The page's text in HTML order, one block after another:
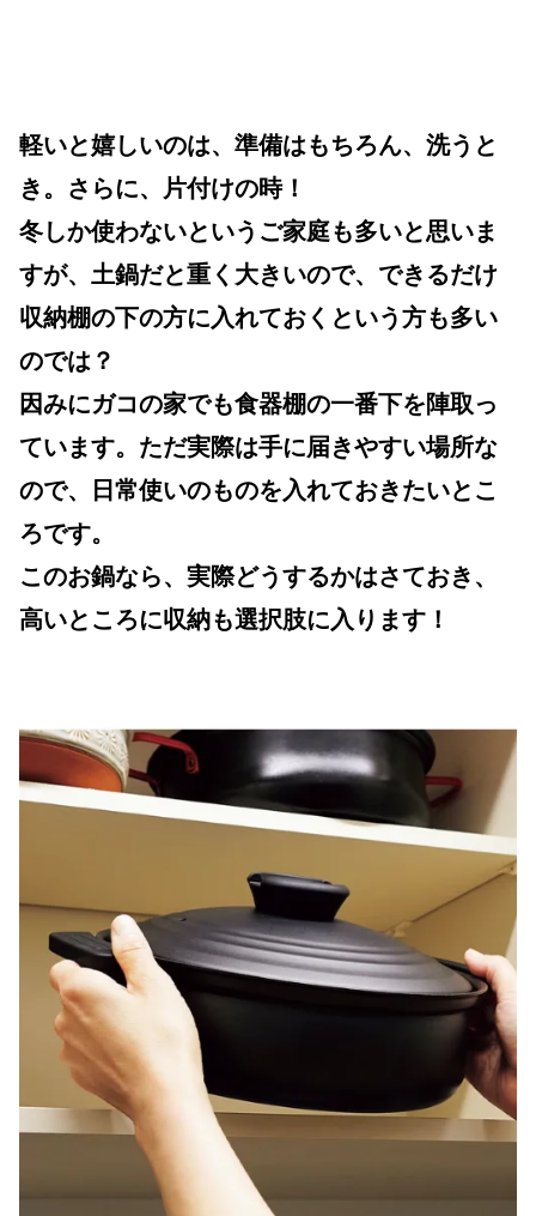
軽いと嬉しいのは、準備はもちろん、洗うと
き。さらに、片付けの時！
冬しか使わないというご家庭も多いと思いま
すが、土鍋だと重く大きいので、できるだけ
収納棚の下の方に入れておくという方も多い
のでは？
因みにガコの家でも食器棚の一番下を陣取っ
ています。ただ実際は手に届きやすい場所な
ので、日常使いのものを入れておきたいとこ
ろです。
このお鍋なら、実際どうするかはさておき、
高いところに収納も選択肢に入ります！